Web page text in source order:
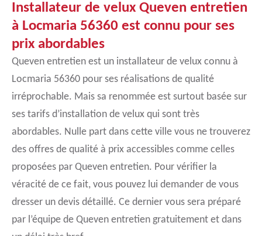
Installateur de velux Queven entretien
à Locmaria 56360 est connu pour ses
prix abordables
Queven entretien est un installateur de velux connu à
Locmaria 56360 pour ses réalisations de qualité
irréprochable. Mais sa renommée est surtout basée sur
ses tarifs d’installation de velux qui sont très
abordables. Nulle part dans cette ville vous ne trouverez
des offres de qualité à prix accessibles comme celles
proposées par Queven entretien. Pour vérifier la
véracité de ce fait, vous pouvez lui demander de vous
dresser un devis détaillé. Ce dernier vous sera préparé
par l’équipe de Queven entretien gratuitement et dans